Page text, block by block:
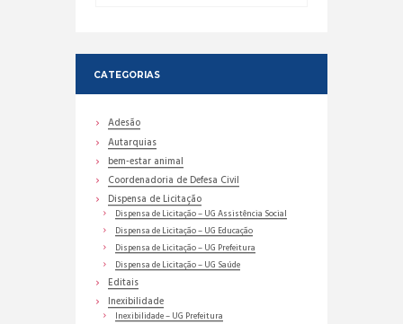
CATEGORIAS
Adesão
Autarquias
bem-estar animal
Coordenadoria de Defesa Civil
Dispensa de Licitação
Dispensa de Licitação – UG Assistência Social
Dispensa de Licitação – UG Educação
Dispensa de Licitação – UG Prefeitura
Dispensa de Licitação – UG Saúde
Editais
Inexibilidade
Inexibilidade – UG Prefeitura